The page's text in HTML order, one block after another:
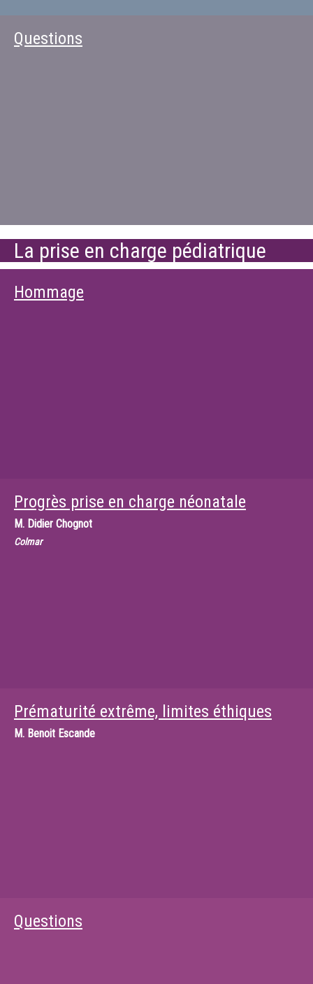
Questions
La prise en charge pédiatrique
Hommage
Progrès prise en charge néonatale
M. Didier Chognot
Colmar
Prématurité extrême, limites éthiques
M. Benoit Escande
Questions